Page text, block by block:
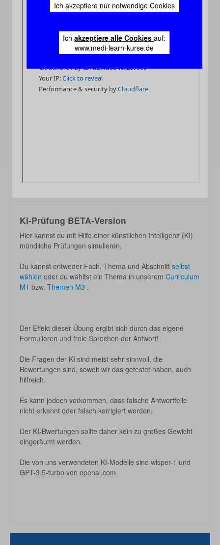
Ich akzeptiere nur notwendige Cookies
Ichakzeptiere alle Cookiesauf:
www.medi-learn-kurse.de
KI-Prüfung BETA-Version
Hier kannst du mit Hilfe einer künstlichen Intelligenz (KI)
mündliche Prüfungen simulieren.
Du kannst entweder Fach, Thema und Abschnitt selbst
wählen oder du wähltst ein Thema in unserem Curriculum
M1 bzw. Themen M3 .
Der Effekt dieser Übung ergibt sich durch das eigene
Formulieren und freie Sprechen der Antwort!
Die Fragen der KI sind meist sehr sinnvoll, die
Bewertungen sind, soweit wir das getestet haben, auch
hilfreich.
Es kann jedoch vorkommen, dass falsche Antwortteile
nicht erkannt oder falsch korrigiert werden.
Der KI-Bwertungen sollte daher kein zu großes Gewicht
eingeräumt werden.
Die von uns verwendeten KI-Modelle sind wisper-1 und
GPT-3.5-turbo von openai.com.